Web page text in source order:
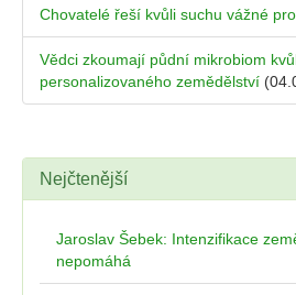
Chovatelé řeší kvůli suchu vážné
Vědci zkoumají půdní mikrobiom
personalizovaného zemědělství
Nejčtenější
Jaroslav Šebek: Intenzifikace
nepomáhá